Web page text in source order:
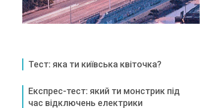
Тест: яка ти київська квіточка?
Експрес-тест: який ти монстрик під
час відключень електрики